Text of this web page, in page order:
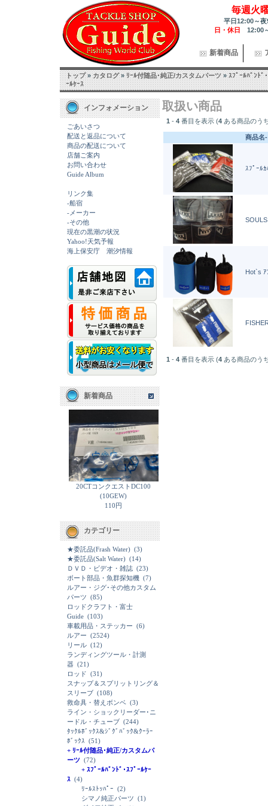
毎週火
平日12:00～
日・休日 12:00
新着商品
トップ»カタログ»ﾘｰﾙ付随品･純正/カスタムパーツ»ｽﾌﾟｰﾙﾊﾞﾝﾄﾞ
ｰﾙｹｰｽ
インフォメーション
ごあいさつ
配送と返品について
商品の配送について
店舗ご案内
お問い合わせ
Guide Album
リンク集
-船宿
-メーカー
-その他
現在の黒潮の状況
Yahoo!天気予報
海上保安庁 潮汐情報
新着商品
20CTコンクエストDC100
(10GEW)
110円
カテゴリー
★委託品(Frash Water) (3)
★委託品(Salt Water) (14)
ＤＶＤ・ビデオ・雑誌 (23)
ボート部品・魚群探知機 (7)
ルアー・ジグ･その他カスタム
パーツ (85)
ロッドクラフト・富士
Guide (103)
車載用品・ステッカー (6)
ルアー (2524)
リール (12)
ランディングツール・計測
器 (21)
ロッド (31)
スナップ＆スプリットリング＆
スリーブ (108)
救命具・替えボンベ (3)
ライン・ショックリーダー･ニ
ードル・チューブ (244)
ﾀｯｸﾙﾎﾞｯｸｽ&ｼﾞｸﾞﾊﾞｯｸ&ｸｰﾗｰ
ﾎﾞｯｸｽ (51)
+ ﾘｰﾙ付随品･純正/カスタムパ
ーツ (72)
+ ｽﾌﾟｰﾙﾊﾞﾝﾄﾞ･ｽﾌﾟｰﾙｹｰ
ｽ (4)
ﾘｰﾙｽﾄｯﾊﾟｰ (2)
シマノ純正パーツ (1)
取扱い商品
1 - 4 番目を表示 (4 ある商品のう
商品名-
ｽﾌﾟｰﾙ
Hot`s
1 - 4 番目を表示 (4 ある商品のう